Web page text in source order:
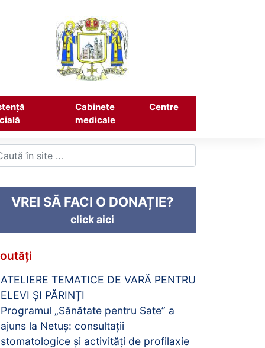
Cabinete
medicale
Centre
VREI SĂ FACI O DONAȚIE?
click aici
ATELIERE TEMATICE DE VARĂ PENTRU
ELEVI ȘI PĂRINȚI
Programul „Sănătate pentru Sate” a
ajuns la Netuș: consultații
stomatologice și activități de profilaxie